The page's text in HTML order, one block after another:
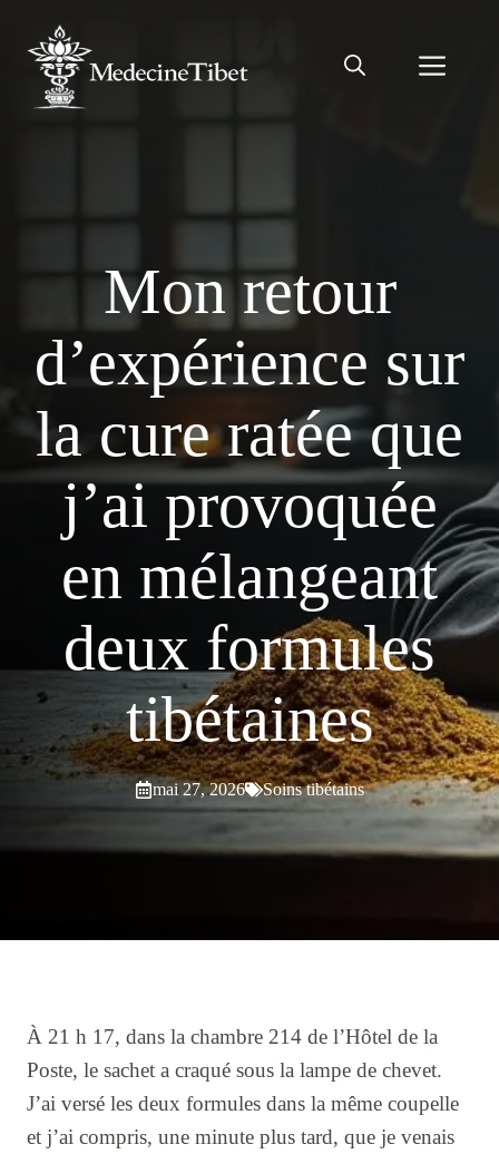
contenu
Mon retour
d’expérience sur
la cure ratée que
j’ai provoquée
en mélangeant
deux formules
tibétaines
mai 27, 2026 Soins tibétains
À 21 h 17, dans la chambre 214 de l’Hôtel de la
Poste, le sachet a craqué sous la lampe de chevet.
J’ai versé les deux formules dans la même coupelle
et j’ai compris, une minute plus tard, que je venais